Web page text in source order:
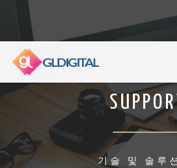
기술 및 솔루